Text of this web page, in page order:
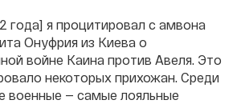
года] я процитировал с амвона
Онуфрия из Киева о
войне Каина против Авеля. Это
некоторых прихожан. Среди
военные — самые лояльные